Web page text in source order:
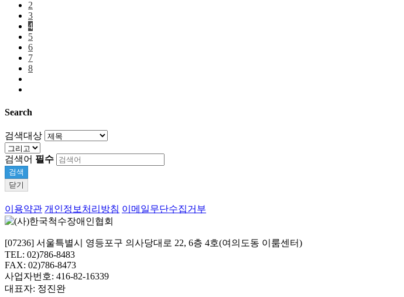
2
3
4
5
6
7
8
Search
검색대상
검색어 필수
검색
닫기
이용약관 개인정보처리방침 이메일무단수집거부
[07236] 서울특별시 영등포구 의사당대로 22, 6층 4호(여의도동 이룸센터)
TEL: 02)786-8483
FAX: 02)786-8473
사업자번호: 416-82-16339
대표자: 정진완